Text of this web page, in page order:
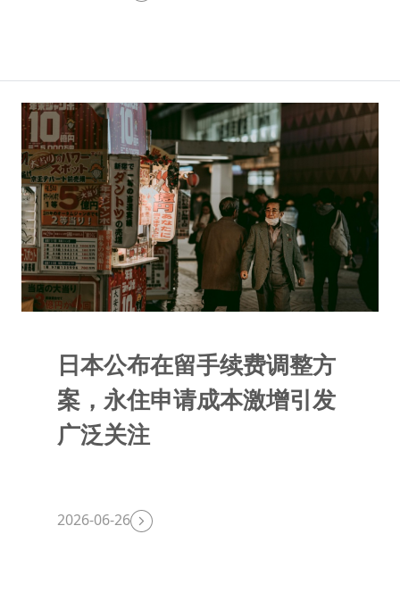
日本公布在留手续费调整方
案，永住申请成本激增引发
广泛关注
2026-06-26